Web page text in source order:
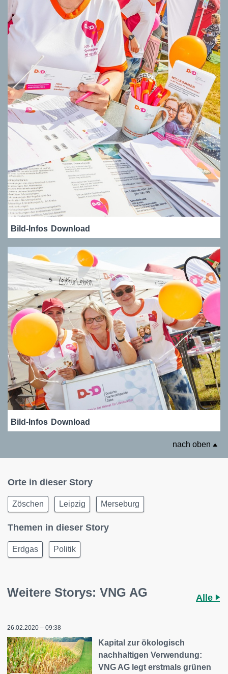
Bild-Infos Download
Bild-Infos Download
nach oben
Orte in dieser Story
Zöschen Leipzig Merseburg
Themen in dieser Story
Erdgas Politik
Weitere Storys: VNG AG Alle
26.02.2020 – 09:38
Kapital zur ökologisch
nachhaltigen Verwendung:
VNG AG legt erstmals grünen